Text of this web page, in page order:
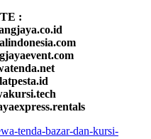
:
tenda-bazar-dan-kursi-